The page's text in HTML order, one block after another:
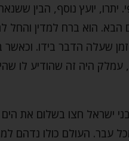
יתרו, יועץ נוסף, הבין
הבא. הוא ברח למדין והחל
שעלה הדבר בידו. וכאשר
היה זה שהודיע לו
ישראל חצו בשלום את
עבר. העולם כולו נדהם